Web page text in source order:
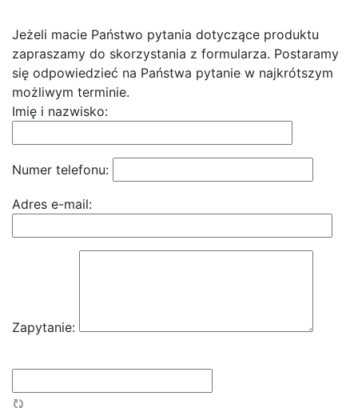
Jeżeli macie Państwo pytania dotyczące produktu
zapraszamy do skorzystania z formularza. Postaramy
się odpowiedzieć na Państwa pytanie w najkrótszym
możliwym terminie.
Imię i nazwisko:
Numer telefonu:
Adres e-mail:
Zapytanie: